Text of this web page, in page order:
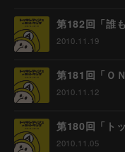
第182回「誰
2010.11.19
第181回「Ｏ
2010.11.12
第180回「ト
2010.11.05